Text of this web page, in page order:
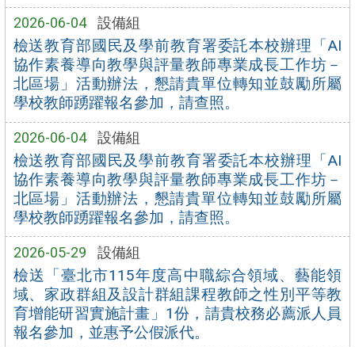
2026-06-04 設備組
檢送教育部國民及學前教育署委託本校辦理「AI
協作素養導向教學與評量教師專業成長工作坊－
北區場」活動辦法，懇請貴單位轉知並鼓勵所屬
學校教師踴躍報名參加，請查照。
2026-06-04 設備組
檢送教育部國民及學前教育署委託本校辦理「AI
協作素養導向教學與評量教師專業成長工作坊－
北區場」活動辦法，懇請貴單位轉知並鼓勵所屬
學校教師踴躍報名參加，請查照。
2026-05-29 設備組
檢送「臺北市115年度高中職綜合領域、藝能領
域、家政群組及設計群組課程教師之性別平等教
育增能研習實施計畫」1份，請貴校務必薦派人員
報名參加，並惠予公假派代。